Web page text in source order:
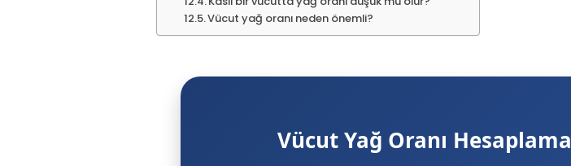
Vücut yağ oranı neden önemli?
Vücut Yağ Oranı Hesaplama